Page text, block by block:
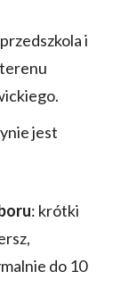
i
jest
: krótki
do 10